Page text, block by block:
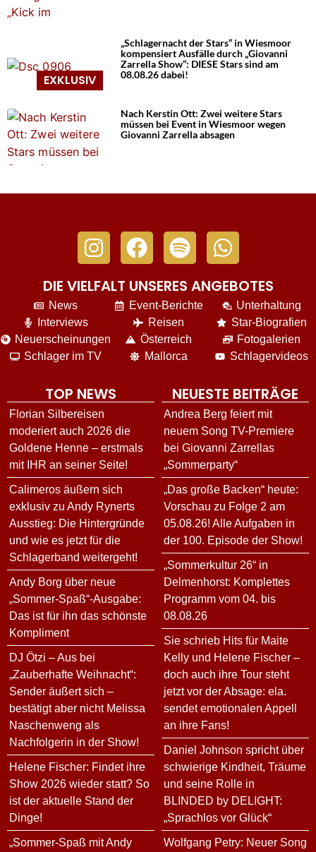
„Schlagernacht der Stars“ in Wiesmoor
kompensiert Ausfälle durch „Giovanni
Zarrella Show“: DIESE Stars sind am
08.08.26 dabei!
Nach Kerstin Ott: Zwei weitere Stars
müssen bei Event in Wiesmoor wegen
Giovanni Zarrella absagen
DIE VIELFALT UNSERES ANGEBOTES
News
Interviews
Neuerscheinungen
Schlager im TV
Event-Berichte
Reisen
Österreich
Mallorca
Unterhaltung
Star-Biografien
Fotogalerien
Schlagervideos
TOP NEWS
Florian Silbereisen
moderiert auch 2026 die
Goldene Henne – erstmals
mit IHR an seiner Seite!
Calimeros äußern sich
exklusiv zu Andy Rynerts
Ausstieg: Die Hintergründe
und wie es jetzt für die
Schlagerband weitergeht!
Andy Borg über neue
„Sommer-Spaß“-Ausgabe:
Das ist für ihn das schönste
Kompliment
DJ Ötzi – Aus bei
„Zauberhafte Weihnacht“:
Sender äußert sich –
bestätigt aber nicht Melissa
Naschenweng als
Nachfolgerin in der Show!
Helene Fischer: Findet ihre
Show 2026 wieder statt? So
ist der aktuelle Stand der
Dinge!
„Sommer-Spaß mit Andy
NEUESTE BEITRÄGE
Andrea Berg feiert mit
neuem Song TV-Premiere
bei Giovanni Zarrellas
„Sommerparty“
„Das große Backen“ heute:
Vorschau zu Folge 2 am
05.08.26! Alle Aufgaben in
der 100. Episode der Show!
„Sommerkultur 26“ in
Delmenhorst: Komplettes
Programm vom 04. bis
08.08.26
Sie schrieb Hits für Maite
Kelly und Helene Fischer –
doch auch ihre Tour steht
jetzt vor der Absage: ela.
sendet emotionalen Appell
an ihre Fans!
Daniel Johnson spricht über
schwierige Kindheit, Träume
und seine Rolle in
BLINDED by DELIGHT:
„Sprachlos vor Glück“
Wolfgang Petry: Neuer Song